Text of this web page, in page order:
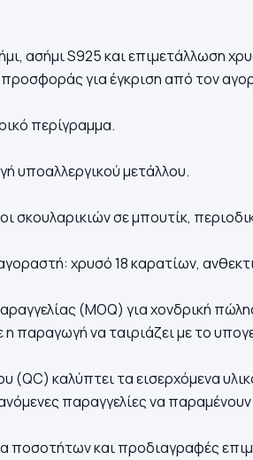
ασήμι S925 και επιμετάλλωση
για έγκριση από τον
περίγραμμα.
υποαλλεργικού μετάλλου.
σκουλαρικιών σε μπουτίκ,
χρυσό 18 καρατίων,
(MOQ) για χονδρική
παραγωγή να ταιριάζει με το
(QC) καλύπτει τα εισερχόμενα
παραγγελίες να
ποσοτήτων και προδιαγραφές